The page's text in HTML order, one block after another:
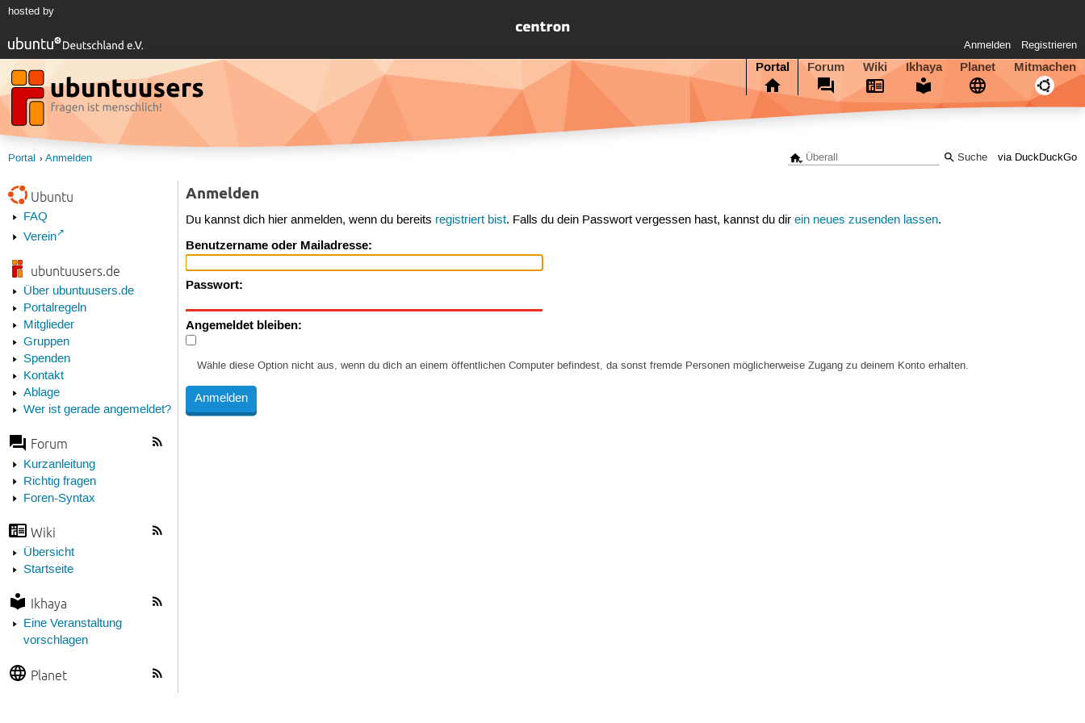
hosted by
Anmelden Registrieren
Portal Forum Wiki Ikhaya Planet Mitmachen
via DuckDuckGo
Portal Anmelden
Ubuntu
FAQ
Verein
ubuntuusers.de
Über ubuntuusers.de
Portalregeln
Mitglieder
Gruppen
Spenden
Kontakt
Ablage
Wer ist gerade angemeldet?
Forum
Kurzanleitung
Richtig fragen
Foren-Syntax
Wiki
Übersicht
Startseite
Ikhaya
Eine Veranstaltung
vorschlagen
Planet
Anmelden
Du kannst dich hier anmelden, wenn du bereits registriert bist. Falls du dein Passwort vergessen hast, kannst du direin neues zusenden lassen.
Benutzername oder Mailadresse:
Passwort:
Angemeldet bleiben:
Wähle diese Option nicht aus, wenn du dich an einem öffentlichen Computer befindest, da sonst fremde Personen möglicherweise Zugang zu deinem Konto erhalten.